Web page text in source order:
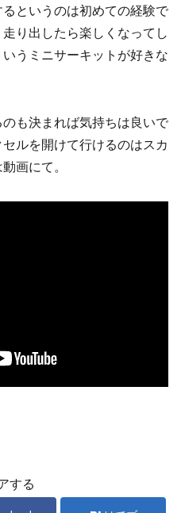
というのは初めての経験で
り出したら楽しくなってし
うミニサーキットが好きな
も決まれば気持ちは良いで
ルを開けて行けるのはスカ
画にて。
する